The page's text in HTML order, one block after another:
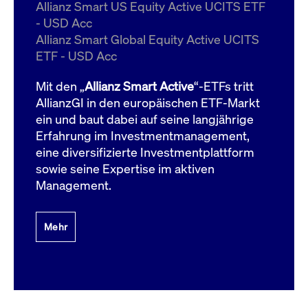
Allianz Smart US Equity Active UCITS ETF
- USD Acc
Allianz Smart Global Equity Active UCITS
ETF - USD Acc
Mit den „Allianz Smart Active“-ETFs tritt
AllianzGI in den europäischen ETF-Markt
ein und baut dabei auf seine langjährige
Erfahrung im Investmentmanagement,
eine diversifizierte Investmentplattform
sowie seine Expertise im aktiven
Management.
Mehr
ApplicationGatewayAffinityCORS
boerse.com
Domain
bis